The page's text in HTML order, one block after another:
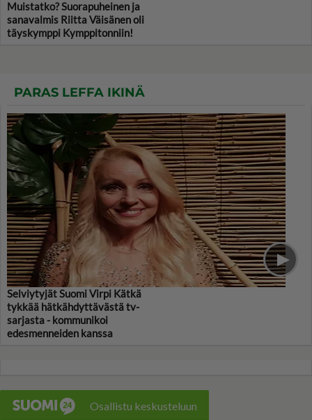
Muistatko? Suorapuheinen ja
sanavalmis Riitta Väisänen oli
täyskymppi Kymppitonniin!
PARAS LEFFA IKINÄ
Selviytyjät Suomi Virpi Kätkä
tykkää hätkähdyttävästä tv-
sarjasta - kommunikoi
edesmenneiden kanssa